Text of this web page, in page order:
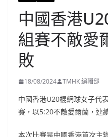
中國香港
組賽不敵愛
敗
18/08/2024 TMHK 編輯部
中國香港U20棍網球女子代
賽，以5:20不敵愛爾蘭，連
本次比賽是中國香港首次主